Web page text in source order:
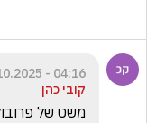
04:16 - 08.10.2025
קובי כהן
משט של